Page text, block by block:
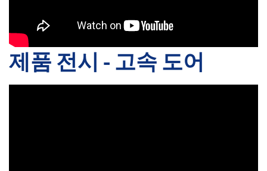
제품 전시 - 고속 도어